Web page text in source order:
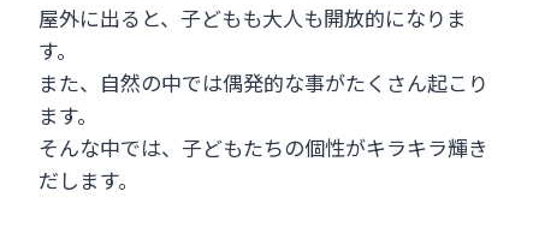
屋外に出ると、子どもも大人も開放的になりま
す。
また、自然の中では偶発的な事がたくさん起こり
ます。
そんな中では、子どもたちの個性がキラキラ輝き
だします。